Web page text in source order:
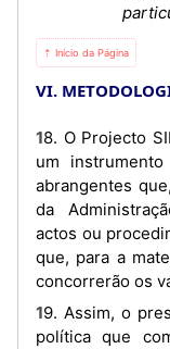
⇡ Início da Página
VI.
18. O Projecto SIMPLIFICA deve ser entendido como
um
abrangentes
da
actos ou
que, para a
concorrerão os
19. Assim, o presente Instrumento, como medida de
política que